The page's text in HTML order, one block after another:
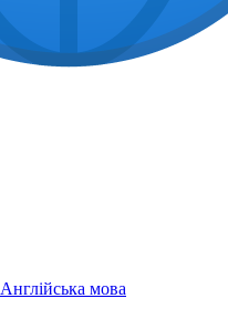
Англійська мова